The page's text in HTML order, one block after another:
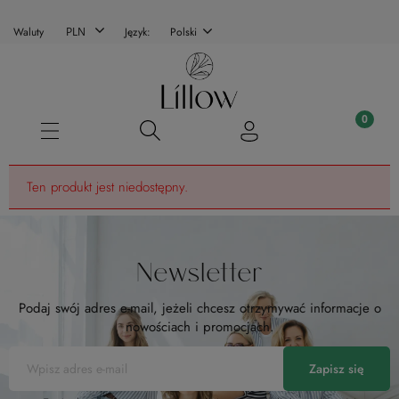
Waluty Język: Polski
Ten produkt jest niedostępny.
Newsletter
Podaj swój adres e-mail, jeżeli chcesz otrzymywać informacje o
nowościach i promocjach.
Zapisz się